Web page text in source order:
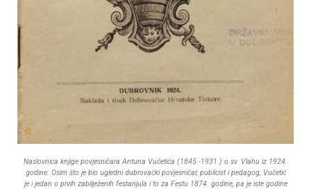
Naslovnica knjige povjesničara Antuna Vučetića (1845.-1931.) o sv. Vlahu iz 1924.
godine. Osim što je bio ugledni dubrovački povjesničar, publicist i pedagog, Vučetić
je i jedan o prvih zabilježenih festanjula i to za Festu 1874. godine, pa je iste godine